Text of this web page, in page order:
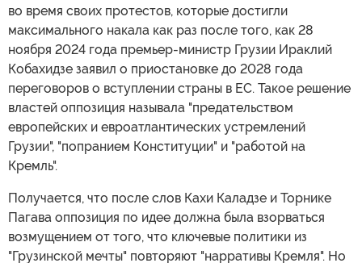
во время своих протестов, которые достигли
максимального накала как раз после того, как 28
ноября 2024 года премьер-министр Грузии Ираклий
Кобахидзе заявил о приостановке до 2028 года
переговоров о вступлении страны в ЕС. Такое решение
властей оппозиция называла "предательством
европейских и евроатлантических устремлений
Грузии", "попранием Конституции" и "работой на
Кремль".
Получается, что после слов Кахи Каладзе и Торнике
Пагава оппозиция по идее должна была взорваться
возмущением от того, что ключевые политики из
"Грузинской мечты" повторяют "нарративы Кремля". Но